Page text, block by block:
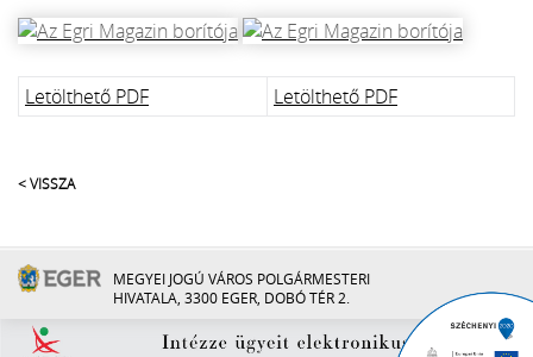
Letölthető PDF Letölthető PDF
< VISSZA
MEGYEI JOGÚ VÁROS POLGÁRMESTERI
HIVATALA, 3300 EGER, DOBÓ TÉR 2.